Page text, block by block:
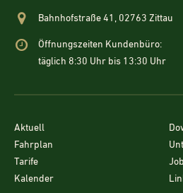
Bahnhofstraße 41, 02763 Zittau
Öffnungszeiten Kundenbüro:
täglich 8:30 Uhr bis 13:30 Uhr
Aktuell
Fahrplan
Tarife
Kalender